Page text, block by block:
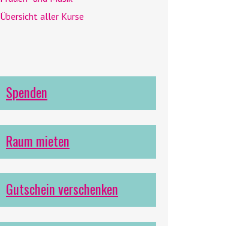
Übersicht aller Kurse
Spenden
Raum mieten
Gutschein verschenken